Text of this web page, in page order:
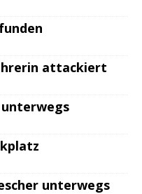
attackiert
unterwegs
unterwegs